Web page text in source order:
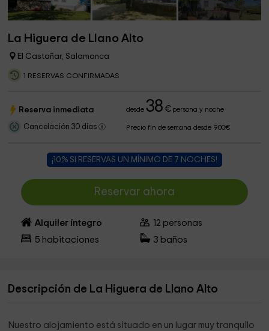
La Higuera de Llano Alto
El Castañar, Salamanca
1 RESERVAS CONFIRMADAS
Reserva inmediata desde38 €persona y noche
Cancelación 30 días Precio fin de semana desde 900€
¡10% SI RESERVAS UN MÍNIMO DE 7 NOCHES!
Reservar ahora
Alquiler íntegro 12 personas
5 habitaciones 3 baños
Descripción de La Higuera de Llano Alto
Nuestro alojamiento está situado en un lugar muy tranquilo